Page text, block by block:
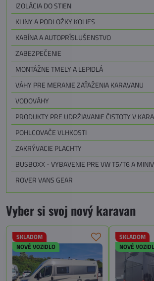
IZOLÁCIA DO STIEN
KLINY A PODLOŽKY KOLIES
KABÍNA A AUTOPRÍSLUŠENSTVO
ZABEZPEČENIE
MONTÁŽNE TMELY A LEPIDLÁ
VÁHY PRE MERANIE ZAŤAŽENIA KARAVANU
VODOVÁHY
PRODUKTY PRE UDRŽIAVANIE ČISTOTY V
POHLCOVAČE VLHKOSTI
ZAKRÝVACIE PLACHTY
BUSBOXX - VYBAVENIE PRE VW T5/T6 A
ROVER VANS GEAR
Vyber si svoj nový karavan
SKLADOM
NOVÉ VOZIDLO
SKLADOM
NOVÉ